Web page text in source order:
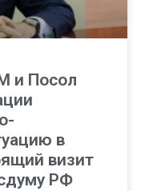
и Посол
в
визит
РФ